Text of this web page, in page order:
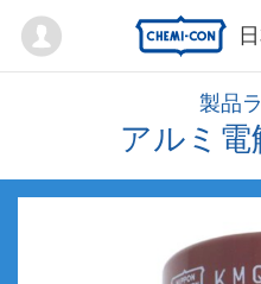
Mypage
製品
アルミ